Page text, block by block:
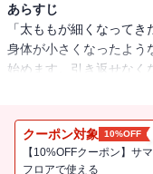
あらすじ
「太ももが細くなって
身体が小さくなったよ
始めます。引き返せなく
筋”が必要です。忙しく
これまで何度も挫折し
介。筋トレですべての
しょう。
クーポン対象 10%OFF
【10%OFFクーポン】サ
フロアで使える